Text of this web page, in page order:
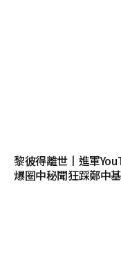
黎彼得離世丨進軍
爆圈中秘聞狂踩鄭中